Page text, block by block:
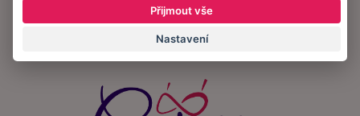
Přijímáme platby:
Přijmout vše
Nastavení